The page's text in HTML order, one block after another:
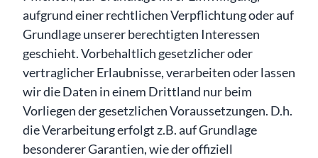
aufgrund einer rechtlichen Verpflichtung oder auf
Grundlage unserer berechtigten Interessen
geschieht. Vorbehaltlich gesetzlicher oder
vertraglicher Erlaubnisse, verarbeiten oder lassen
wir die Daten in einem Drittland nur beim
Vorliegen der gesetzlichen Voraussetzungen. D.h.
die Verarbeitung erfolgt z.B. auf Grundlage
besonderer Garantien, wie der offiziell